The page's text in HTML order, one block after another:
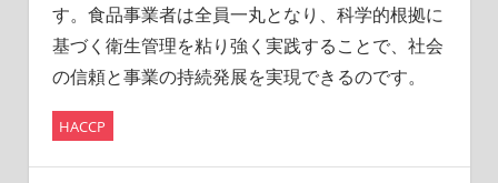
す。食品事業者は全員一丸となり、科学的根拠に
基づく衛生管理を粘り強く実践することで、社会
の信頼と事業の持続発展を実現できるのです。
HACCP